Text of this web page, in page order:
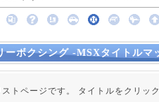
ーボクシング -MSXタイトルマ
ストページです。 タイトルをクリッ